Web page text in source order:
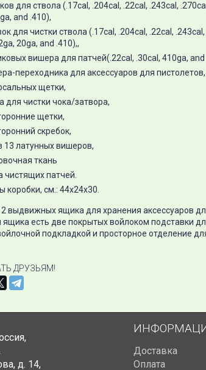
для ствола (.17cal, .204cal, .22cal, .243cal,
and .410),
для чистки ствола (.17cal, .204cal, .22cal,
20ga, and .410),,
вишера для патчей(.22cal, .30cal, 410ga, and
переходника для аксессуаров для
щетки,
для чистки чока/затвора,
щетки,
скребок,
13 латунных вишеров,
ткань
чистящих патчей.
коробки, см.: 44х24х30.
выдвижных ящика для хранения аксессуаров
ящика есть две покрытых войлоком подставки
подкладкой и просторное отделение
ДРУЗЬЯМ!
,
д. 14,
Доставка
Оплата